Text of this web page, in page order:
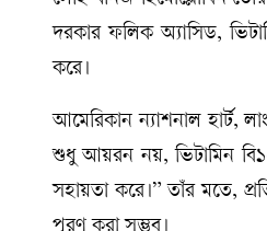
দরকার ফলিক অ্যাসিড,
করে।
আমেরিকান ন্যাশনাল হার্ট,
শুধু আয়রন নয়, ভিটামিন
সহায়তা করে।” তাঁর মতে,